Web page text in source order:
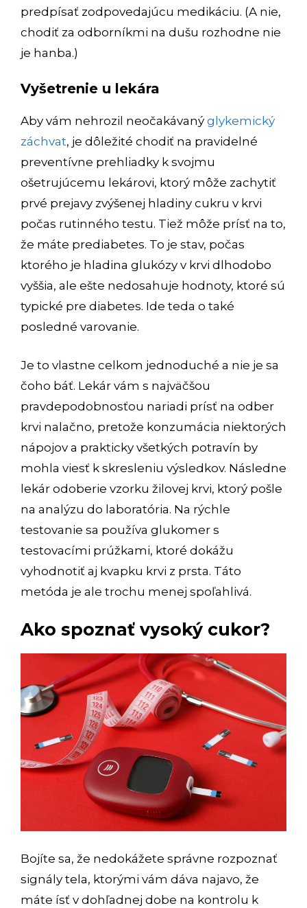
predpísať zodpovedajúcu medikáciu. (A nie,
chodiť za odborníkmi na dušu rozhodne nie
je hanba.)
Vyšetrenie u lekára
Aby vám nehrozil neočakávaný glykemický
záchvat, je dôležité chodiť na pravidelné
preventívne prehliadky k svojmu
ošetrujúcemu lekárovi, ktorý môže zachytiť
prvé prejavy zvýšenej hladiny cukru v krvi
počas rutinného testu. Tiež môže prísť na to,
že máte prediabetes. To je stav, počas
ktorého je hladina glukózy v krvi dlhodobo
vyššia, ale ešte nedosahuje hodnoty, ktoré sú
typické pre diabetes. Ide teda o také
posledné varovanie.
Je to vlastne celkom jednoduché a nie je sa
čoho báť. Lekár vám s najväčšou
pravdepodobnosťou nariadi prísť na odber
krvi nalačno, pretože konzumácia niektorých
nápojov a prakticky všetkých potravín by
mohla viesť k skresleniu výsledkov. Následne
lekár odoberie vzorku žilovej krvi, ktorý pošle
na analýzu do laboratória. Na rýchle
testovanie sa používa glukomer s
testovacími prúžkami, ktoré dokážu
vyhodnotiť aj kvapku krvi z prsta. Táto
metóda je ale trochu menej spoľahlivá.
Ako spoznať vysoký cukor?
Bojíte sa, že nedokážete správne rozpoznať
signály tela, ktorými vám dáva najavo, že
máte ísť v dohľadnej dobe na kontrolu k